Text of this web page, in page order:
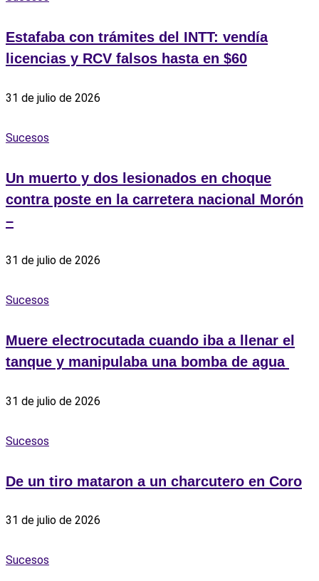
Estafaba con trámites del INTT: vendía
licencias y RCV falsos hasta en $60
31 de julio de 2026
Sucesos
Un muerto y dos lesionados en choque
contra poste en la carretera nacional Morón
–
31 de julio de 2026
Sucesos
Muere electrocutada cuando iba a llenar el
tanque y manipulaba una bomba de agua ‎
31 de julio de 2026
Sucesos
De un tiro mataron a un charcutero en Coro
31 de julio de 2026
Sucesos